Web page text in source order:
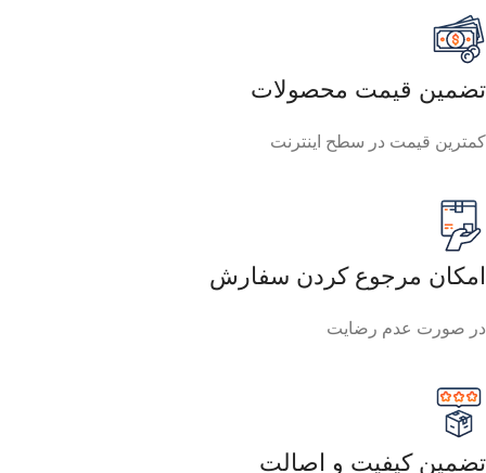
تضمین قیمت محصولات
کمترین قیمت در سطح اینترنت
امکان مرجوع کردن سفارش
در صورت عدم رضایت
تضمین کیفیت و اصالت